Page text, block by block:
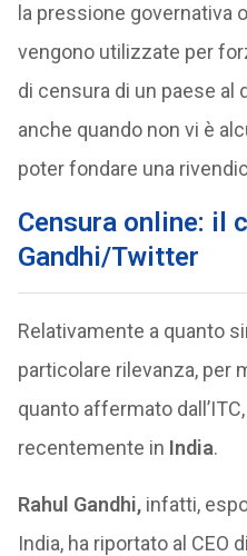
la pressione governativa
vengono utilizzate per
di censura di un paese al
anche quando non vi è
poter fondare una
Censura online: il
Gandhi/Twitter
Relativamente a quanto
particolare rilevanza, per
quanto affermato
recentemente in India.
Rahul Gandhi,infatti,
India, ha riportato al CEO